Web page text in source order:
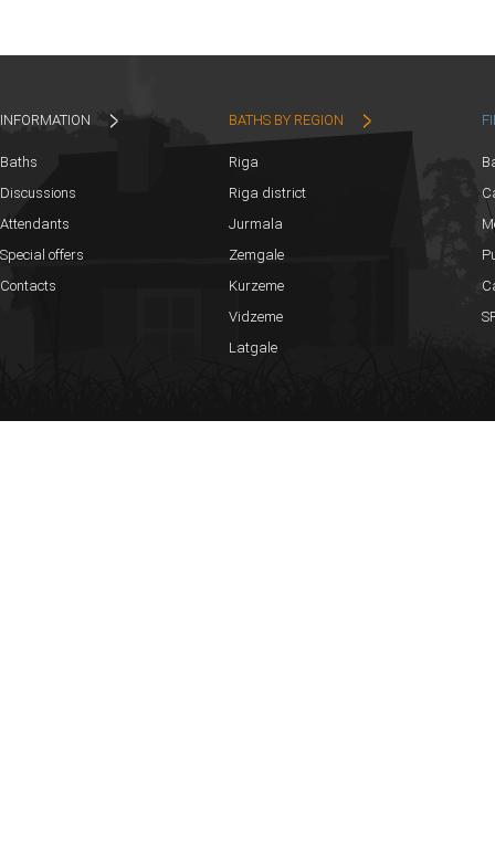
INFORMATION
Baths
Discussions
Attendants
Special offers
Contacts
BATHS BY REGION
Riga
Riga district
Jurmala
Zemgale
Kurzeme
Vidzeme
Latgale